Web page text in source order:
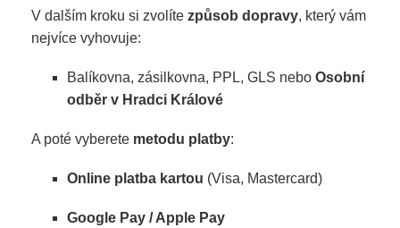
V dalším kroku si zvolíte způsob dopravy, který vám
nejvíce vyhovuje:
Balíkovna, zásilkovna, PPL, GLS nebo Osobní
odběr v Hradci Králové
A poté vyberete metodu platby:
Online platba kartou (Visa, Mastercard)
Google Pay / Apple Pay